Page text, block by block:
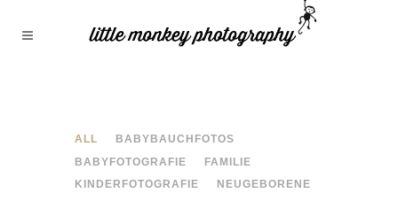
ALL
BABYBAUCHFOTOS
BABYFOTOGRAFIE
FAMILIE
KINDERFOTOGRAFIE
NEUGEBORENE